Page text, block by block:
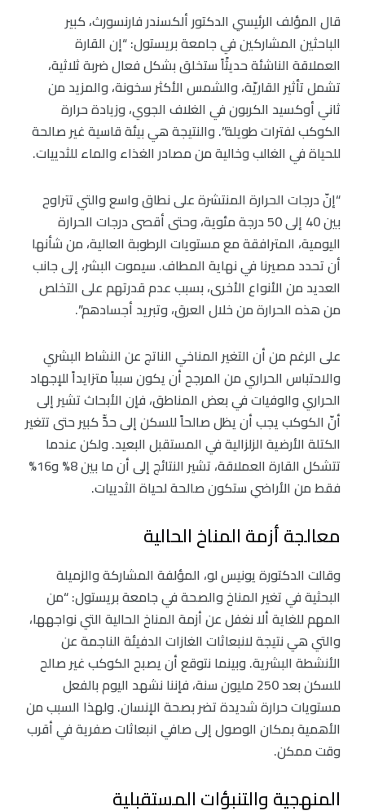
قال المؤلف الرئيسي الدكتور ألكسندر فارنسورث، كبير
الباحثين المشاركين في جامعة بريستول: “إن القارة
العملاقة الناشئة حديثًاً ستخلق بشكل فعال ضربة ثلاثية،
تشمل تأثير القاريّة، والشمس الأكثر سخونة، والمزيد من
ثاني أوكسيد الكربون في الغلاف الجوي، وزيادة حرارة
الكوكب لفترات طويلة”. والنتيجة هي بيئة قاسية غير صالحة
للحياة في الغالب وخالية من مصادر الغذاء والماء للثدييات.
“إنّ درجات الحرارة المنتشرة على نطاق واسع والتي تتراوح
بين 40 إلى 50 درجة مئوية، وحتى أقصى درجات الحرارة
اليومية، المترافقة مع مستويات الرطوبة العالية، من شأنها
أن تحدد مصيرنا في نهاية المطاف. سيموت البشر، إلى جانب
العديد من الأنواع الأخرى، بسبب عدم قدرتهم على التخلص
من هذه الحرارة من خلال العرق، وتبريد أجسادهم”.
على الرغم من أن التغير المناخي الناتج عن النشاط البشري
والاحتباس الحراري من المرجح أن يكون سبباً متزايداً للإجهاد
الحراري والوفيات في بعض المناطق، فإن الأبحاث تشير إلى
أنّ الكوكب يجب أن يظل صالحاً للسكن إلى حدٍّ كبير حتى تتغير
الكتلة الأرضية الزلزالية في المستقبل البعيد. ولكن عندما
تتشكل القارة العملاقة، تشير النتائج إلى أن ما بين 8% و16%
فقط من الأراضي ستكون صالحة لحياة الثدييات.
معالجة أزمة المناخ الحالية
وقالت الدكتورة يونيس لو، المؤلفة المشاركة والزميلة
البحثية في تغير المناخ والصحة في جامعة بريستول: “من
المهم للغاية ألا نغفل عن أزمة المناخ الحالية التي نواجهها،
والتي هي نتيجة لانبعاثات الغازات الدفيئة الناجمة عن
الأنشطة البشرية. وبينما نتوقع أن يصبح الكوكب غير صالح
للسكن بعد 250 مليون سنة، فإننا نشهد اليوم بالفعل
مستويات حرارة شديدة تضر بصحة الإنسان. ولهذا السبب من
الأهمية بمكان الوصول إلى صافي انبعاثات صفرية في أقرب
وقت ممكن.
المنهجية والتنبؤات المستقبلية